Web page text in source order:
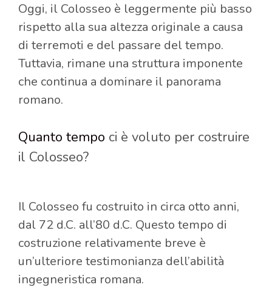
Oggi, il Colosseo è leggermente più basso
rispetto alla sua altezza originale a causa
di terremoti e del passare del tempo.
Tuttavia, rimane una struttura imponente
che continua a dominare il panorama
romano.
Quanto tempo ci è voluto per costruire
il Colosseo?
Il Colosseo fu costruito in circa otto anni,
dal 72 d.C. all’80 d.C. Questo tempo di
costruzione relativamente breve è
un’ulteriore testimonianza dell’abilità
ingegneristica romana.